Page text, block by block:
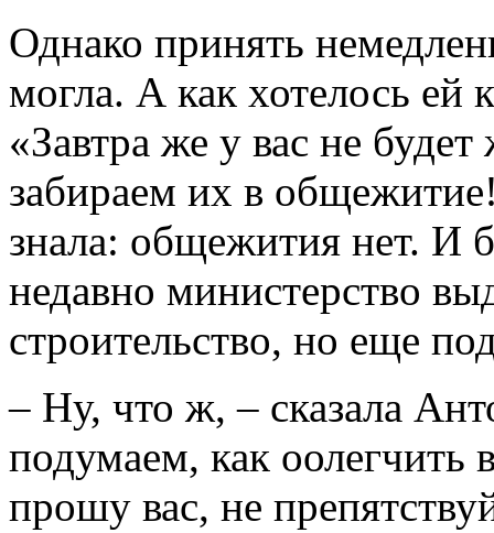
Однако принять
могла. А как хотелось ей
«Завтра же у вас не
забираем их в
знала: общежития нет. И
недавно министерство
строительство, но еще
– Ну, что ж, – сказала
подумаем, как оолегчить
прошу вас, не